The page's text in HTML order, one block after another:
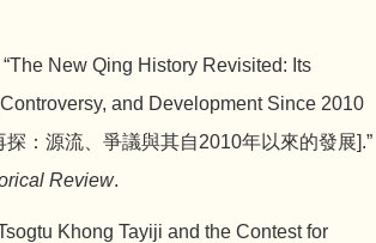
The New Qing History Revisited: Its
and Development Since 2010
探：源流、爭議與其自2010年以來的發展].”
Review.
Khong Tayiji and the Contest for